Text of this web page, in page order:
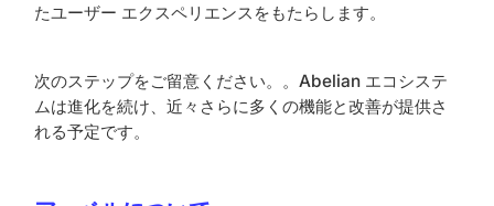
たユーザー エクスペリエンスをもたらします。
次のステップをご留意ください。。Abelian エコシステ
ムは進化を続け、近々さらに多くの機能と改善が提供さ
れる予定です。